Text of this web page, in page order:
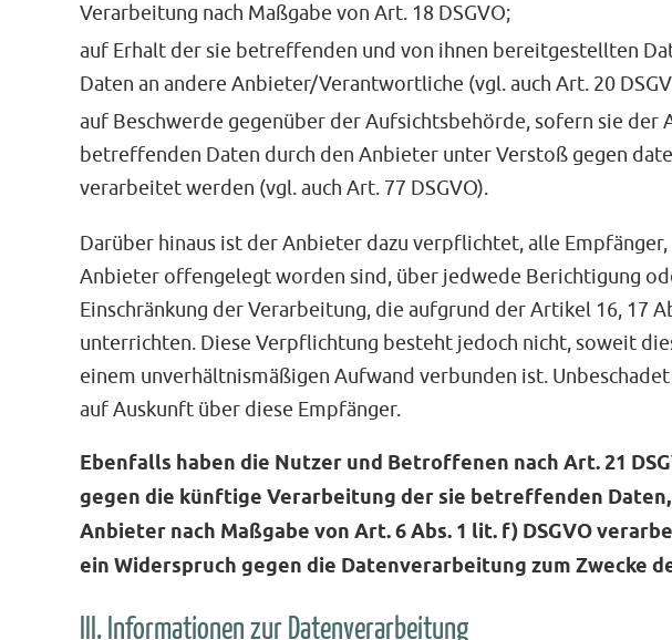
Verarbeitung nach Maßgabe von Art. 18 DSGVO;
auf Erhalt der sie betreffenden und von ihnen bereitgestellten
Daten an andere Anbieter/Verantwortliche (vgl. auch Art. 20
auf Beschwerde gegenüber der Aufsichtsbehörde, sofern sie der
betreffenden Daten durch den Anbieter unter Verstoß gegen
verarbeitet werden (vgl. auch Art. 77 DSGVO).
Darüber hinaus ist der Anbieter dazu verpflichtet, alle
Anbieter offengelegt worden sind, über jedwede Berichtigung
Einschränkung der Verarbeitung, die aufgrund der Artikel 16, 17
unterrichten. Diese Verpflichtung besteht jedoch nicht, soweit
einem unverhältnismäßigen Aufwand verbunden ist.
auf Auskunft über diese Empfänger.
Ebenfalls haben die Nutzer und Betroffenen nach Art. 21
gegen die künftige Verarbeitung der sie betreffenden
Anbieter nach Maßgabe von Art. 6 Abs. 1 lit. f) DSGVO
ein Widerspruch gegen die Datenverarbeitung zum Zwecke
III. Informationen zur Datenverarbeitung